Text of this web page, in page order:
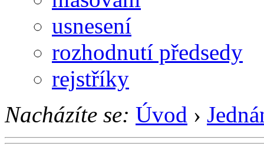
usnesení
rozhodnutí předsedy
rejstříky
Nacházíte se: Úvod ›